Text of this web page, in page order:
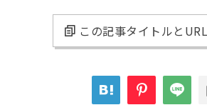
この記事タイトルと